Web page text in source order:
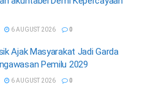
6 AUGUST 2026 0
Ajak Masyarakat Jadi Garda
Pemilu 2029
6 AUGUST 2026 0